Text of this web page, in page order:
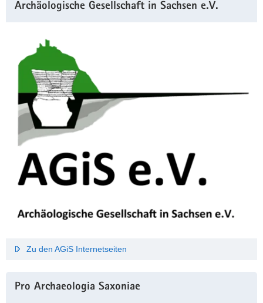
Archäologische Gesellschaft in Sachsen e.V.
Zu den AGiS Internetseiten
Pro Archaeologia Saxoniae